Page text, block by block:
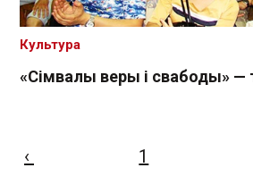
«Сімвалы веры і свабоды» —
Культура
‹ 1